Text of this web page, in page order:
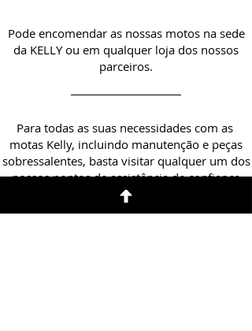
Pode encomendar as nossas motos na sede
da KELLY ou em qualquer loja dos nossos
parceiros.
Para todas as suas necessidades com as
motas Kelly, incluindo manutenção e peças
sobressalentes, basta visitar qualquer um dos
nossos pontos de assistência de confiança
listados abaixo. Estão aqui para prestar uma
assistência sem falhas à sua viagem com as